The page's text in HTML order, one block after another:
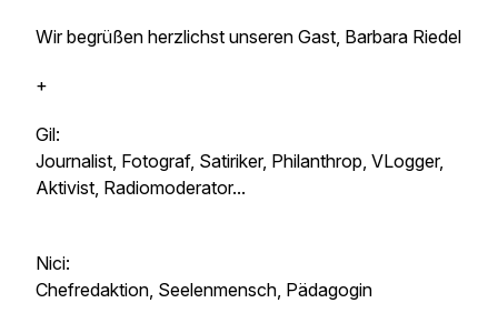
Wir begrüßen herzlichst unseren Gast, Barbara Riedel
+
Gil:
Journalist, Fotograf, Satiriker, Philanthrop, VLogger,
Aktivist, Radiomoderator...
Nici:
Chefredaktion, Seelenmensch, Pädagogin